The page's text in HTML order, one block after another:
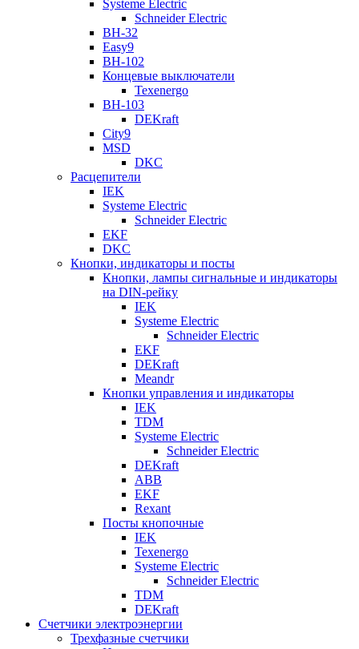
Systeme Electric
Schneider Electric
ВН-32
Easy9
ВН-102
Концевые выключатели
Texenergo
ВН-103
DEKraft
City9
MSD
DKC
Расцепители
IEK
Systeme Electric
Schneider Electric
EKF
DKC
Кнопки, индикаторы и посты
Кнопки, лампы сигнальные и индикаторы
на DIN-рейку
IEK
Systeme Electric
Schneider Electric
EKF
DEKraft
Meandr
Кнопки управления и индикаторы
IEK
TDM
Systeme Electric
Schneider Electric
DEKraft
ABB
EKF
Rexant
Посты кнопочные
IEK
Texenergo
Systeme Electric
Schneider Electric
TDM
DEKraft
Счетчики электроэнергии
Трехфазные счетчики